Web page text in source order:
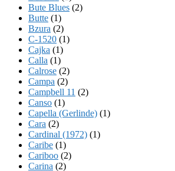
Bute Blues (2)
Butte (1)
Bzura (2)
C-1520 (1)
Cajka (1)
Calla (1)
Calrose (2)
Campa (2)
Campbell 11 (2)
Canso (1)
Capella (Gerlinde) (1)
Cara (2)
Cardinal (1972) (1)
Caribe (1)
Cariboo (2)
Carina (2)